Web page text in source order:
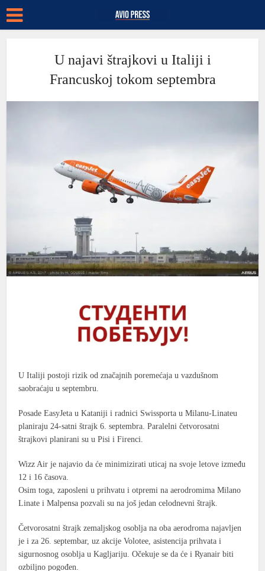
U najavi štrajkovi u Italiji i
Francuskoj tokom septembra
U Italiji postoji rizik od značajnih poremećaja u vazdušnom
saobraćaju u septembru.
Posade EasyJeta u Kataniji i radnici Swissporta u Milanu-Linateu
planiraju 24-satni štrajk 6. septembra. Paralelni četvorosatni
štrajkovi planirani su u Pisi i Firenci.
Wizz Air je najavio da će minimizirati uticaj na svoje letove između
12 i 16 časova.
Osim toga, zaposleni u prihvatu i otpremi na aerodromima Milano
Linate i Malpensa pozvali su na još jedan celodnevni štrajk.
Četvorosatni štrajk zemaljskog osoblja na oba aerodroma najavljen
je i za 26. septembar, uz akcije Volotee, asistencija prihvata i
sigurnosnog osoblja u Kagljariju. Očekuje se da će i Ryanair biti
ozbiljno pogođen.